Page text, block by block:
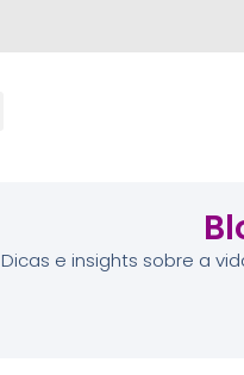
Dicas e insights sobre a